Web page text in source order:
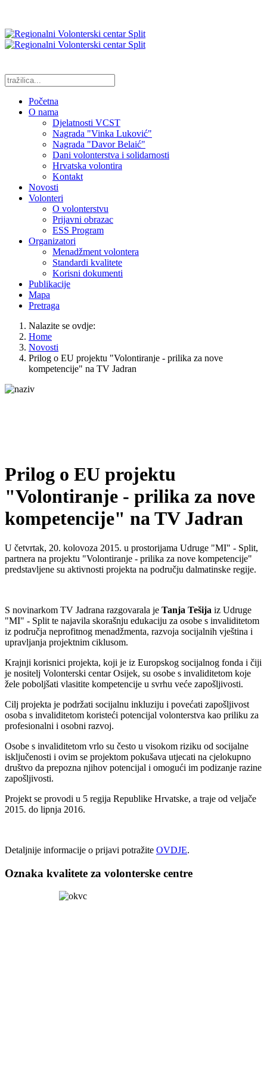
Početna
O nama
Djelatnosti VCST
Nagrada "Vinka Luković"
Nagrada "Davor Belaić"
Dani volonterstva i solidarnosti
Hrvatska volontira
Kontakt
Novosti
Volonteri
O volonterstvu
Prijavni obrazac
ESS Program
Organizatori
Menadžment volontera
Standardi kvalitete
Korisni dokumenti
Publikacije
Mapa
Pretraga
Nalazite se ovdje:
Home
Novosti
Prilog o EU projektu "Volontiranje - prilika za nove
kompetencije" na TV Jadran
Prilog o EU projektu
"Volontiranje - prilika za nove
kompetencije" na TV Jadran
U četvrtak, 20. kolovoza 2015. u prostorijama Udruge "MI" - Split,
partnera na projektu "Volontiranje - prilika za nove kompetencije"
predstavljene su aktivnosti projekta na području dalmatinske regije.
S novinarkom TV Jadrana razgovarala je Tanja Tešija iz Udruge
"MI" - Split te najavila skorašnju edukaciju za osobe s invaliditetom
iz područja neprofitnog menadžmenta, razvoja socijalnih vještina i
upravljanja projektnim ciklusom.
Krajnji korisnici projekta, koji je iz Europskog socijalnog fonda i čiji
je nositelj Volonterski centar Osijek, su osobe s invaliditetom koje
žele poboljšati vlasitite kompetencije u svrhu veće zapošljivosti.
Cilj projekta je podržati socijalnu inkluziju i povećati zapošljivost
osoba s invaliditetom koristeći potencijal volonterstva kao priliku za
profesionalni i osobni razvoj.
Osobe s invaliditetom vrlo su često u visokom riziku od socijalne
isključenosti i ovim se projektom pokušava utjecati na cjelokupno
društvo da prepozna njihov potencijal i omogući im podizanje razine
zapošljivosti.
Projekt se provodi u 5 regija Republike Hrvatske, a traje od veljače
2015. do lipnja 2016.
Detaljnije informacije o prijavi potražite OVDJE.
Oznaka kvalitete za volonterske centre